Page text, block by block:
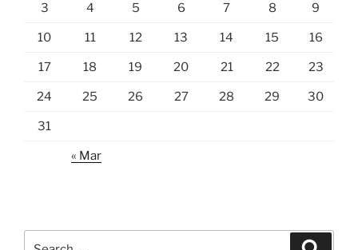
3 4 5 6 7 8 9
10 11 12 13 14 15 16
17 18 19 20 21 22 23
24 25 26 27 28 29 30
31
« Mar